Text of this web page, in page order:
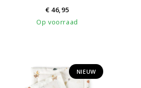
€46,95
Op voorraad
NIEUW